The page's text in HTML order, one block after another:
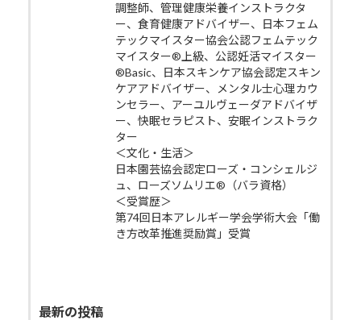
調整師、管理健康栄養インストラクタ
ー、食育健康アドバイザー、日本フェム
テックマイスター協会公認フェムテック
マイスター®上級、公認妊活マイスター
®Basic、日本スキンケア協会認定スキン
ケアアドバイザー、メンタル士心理カウ
ンセラー、アーユルヴェーダアドバイザ
ー、快眠セラピスト、安眠インストラク
ター
＜文化・生活＞
日本園芸協会認定ローズ・コンシェルジ
ュ、ローズソムリエ®（バラ資格）
＜受賞歴＞
第74回日本アレルギー学会学術大会「働
き方改革推進奨励賞」受賞
最新の投稿